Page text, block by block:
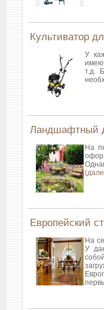
Культиватор
У
т.д.
Ландшафтный
На
Европейский
На
У